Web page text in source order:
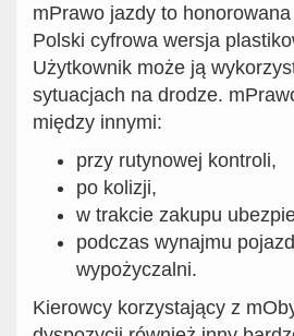
mPrawo jazdy to honorowana
Polski cyfrowa wersja
Użytkownik może ją
sytuacjach na drodze.
między innymi:
przy rutynowej kontroli,
po kolizji,
w trakcie zakupu
podczas wynajmu
wypożyczalni.
Kierowcy korzystający z